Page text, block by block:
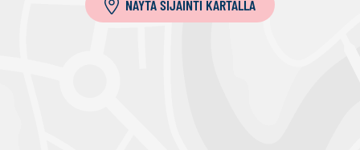
NÄYTÄ SIJAINTI KARTALLA